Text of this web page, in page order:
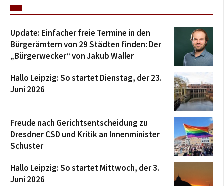
Update: Einfacher freie Termine in den
Bürgerämtern von 29 Städten finden: Der
„Bürgerwecker“ von Jakub Waller
Hallo Leipzig: So startet Dienstag, der 23.
Juni 2026
Freude nach Gerichtsentscheidung zu
Dresdner CSD und Kritik an Innenminister
Schuster
Hallo Leipzig: So startet Mittwoch, der 3.
Juni 2026